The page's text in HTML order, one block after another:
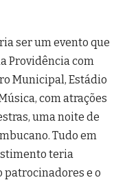
ser um evento que
Providência com
Municipal, Estádio
com atrações
uma noite de
Tudo em
teria
e o